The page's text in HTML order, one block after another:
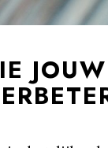
JOUW